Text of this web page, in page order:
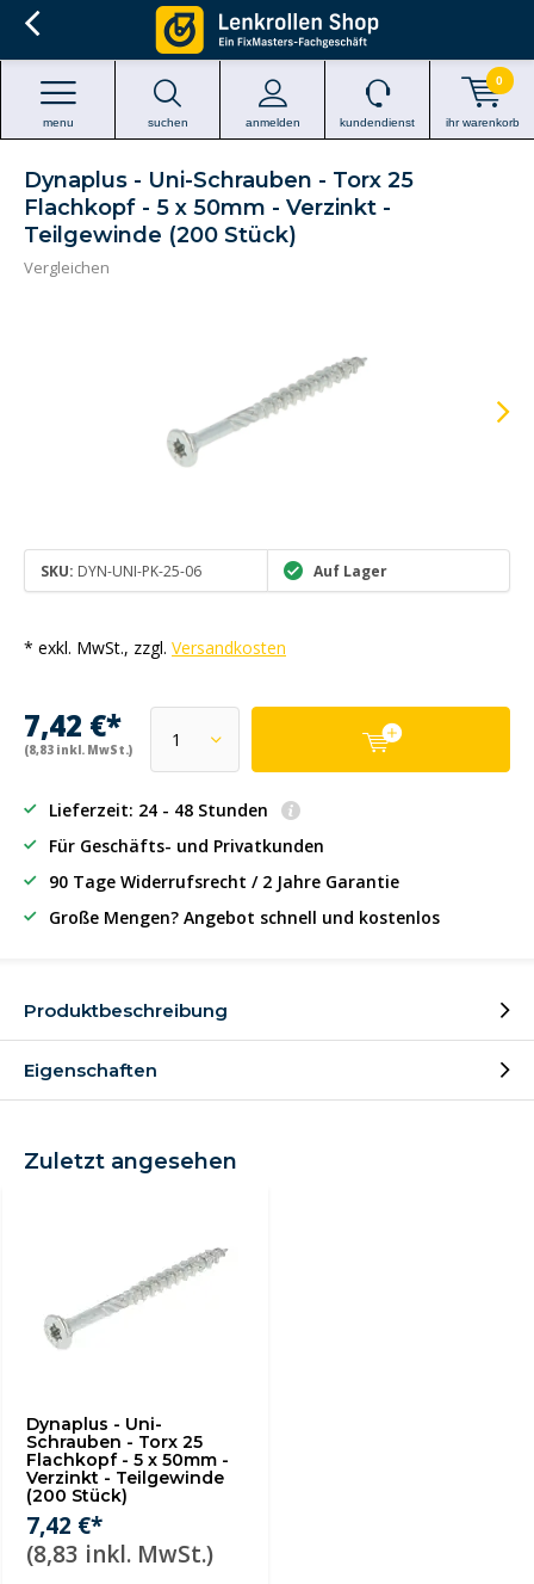
suchen anmelden
menu kundendienst ihr warenkorb
0
Dynaplus - Uni-Schrauben - Torx 25
Flachkopf - 5 x 50mm - Verzinkt -
Teilgewinde (200 Stück)
Vergleichen
SKU: DYN-UNI-PK-25-06 Auf Lager
* exkl. MwSt., zzgl. Versandkosten
7,42 €*
(8,83 inkl. MwSt.)
Lieferzeit: 24 - 48 Stunden
Für Geschäfts- und Privatkunden
90 Tage Widerrufsrecht / 2 Jahre Garantie
Große Mengen? Angebot schnell und kostenlos
Produktbeschreibung
Eigenschaften
Zuletzt angesehen
Dynaplus - Uni-
Schrauben - Torx 25
Flachkopf - 5 x 50mm -
Verzinkt - Teilgewinde
(200 Stück)
7,42 €*
(8,83 inkl. MwSt.)